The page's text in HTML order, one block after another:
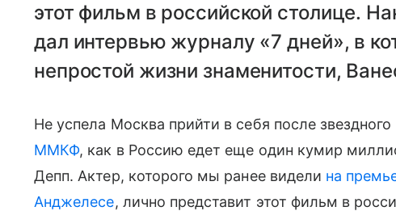
этот фильм в российской столице.
дал интервью журналу «7 дней», в
непростой жизни знаменитости,
Не успела Москва прийти в себя после звездного
ММКФ, как в Россию едет еще один кумир
Депп. Актер, которого мы ранее видели на
Анджелесе, лично представит этот фильм в